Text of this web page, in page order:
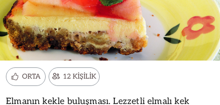
ORTA 12 KİŞİLİK
Elmanın kekle buluşması. Lezzetli elmalı kek